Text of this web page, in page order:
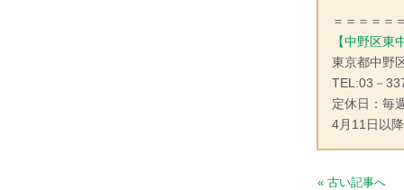
＝＝＝＝＝
【中野区
東京都中野
TEL:03－
定休日：毎
4月11日以
« 古い記事へ